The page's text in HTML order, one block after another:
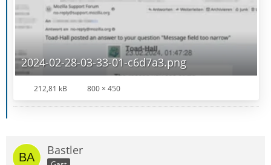
2024-02-28-03-33-01-c6d7a3.png
212,81 kB 800 × 450
Bastler